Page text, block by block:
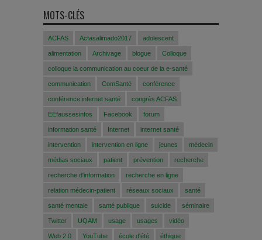
MOTS-CLÉS
ACFAS Acfasalimado2017 adolescent
alimentation Archivage blogue Colloque
colloque la communication au coeur de la e-santé
communication ComSanté conférence
conférence internet santé congrès ACFAS
EEfaussesinfos Facebook forum
information santé Internet internet santé
intervention intervention en ligne jeunes médecin
médias sociaux patient prévention recherche
recherche d'information recherche en ligne
relation médecin-patient réseaux sociaux santé
santé mentale santé publique suicide séminaire
Twitter UQAM usage usages vidéo
Web 2.0 YouTube école d'été éthique